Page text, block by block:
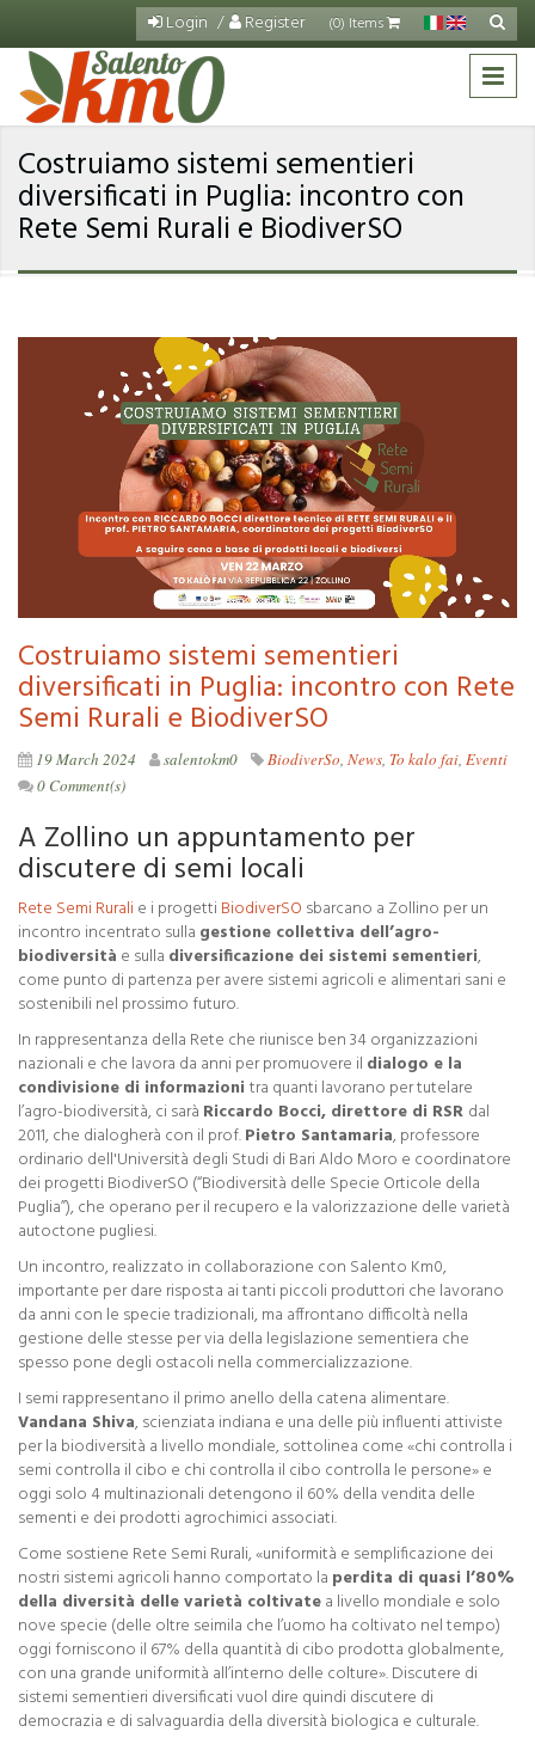
Salta al contenuto principale
Login Register (0) Items
di
Cerca
Costruiamo sistemi sementieri
diversificati in Puglia: incontro con
Rete Semi Rurali e BiodiverSO
Costruiamo sistemi sementieri
diversificati in Puglia: incontro con Rete
Semi Rurali e BiodiverSO
19 March 2024 salentokm0 BiodiverSo, News, To kalo fai, Eventi
0 Comment(s)
A Zollino un appuntamento per
discutere di semi locali
Rete Semi Rurali e i progetti BiodiverSO sbarcano a Zollino per un
incontro incentrato sulla gestione collettiva dell’agro-
biodiversità e sulla diversificazione dei sistemi sementieri,
come punto di partenza per avere sistemi agricoli e alimentari sani e
sostenibili nel prossimo futuro.
In rappresentanza della Rete che riunisce ben 34 organizzazioni
nazionali e che lavora da anni per promuovere il dialogo e la
condivisione di informazioni tra quanti lavorano per tutelare
l’agro-biodiversità, ci sarà Riccardo Bocci, direttore di RSR dal
2011, che dialogherà con il prof.Pietro Santamaria, professore
ordinario dell'Università degli Studi di Bari Aldo Moro e coordinatore
dei progetti BiodiverSO (“Biodiversità delle Specie Orticole della
Puglia”), che operano per il recupero e la valorizzazione delle varietà
autoctone pugliesi.
Un incontro, realizzato in collaborazione con Salento Km0,
importante per dare risposta ai tanti piccoli produttori che lavorano
da anni con le specie tradizionali, ma affrontano difficoltà nella
gestione delle stesse per via della legislazione sementiera che
spesso pone degli ostacoli nella commercializzazione.
I semi rappresentano il primo anello della catena alimentare.
Vandana Shiva, scienziata indiana e una delle più influenti attiviste
per la biodiversità a livello mondiale, sottolinea come «chi controlla i
semi controlla il cibo e chi controlla il cibo controlla le persone» e
oggi solo 4 multinazionali detengono il 60% della vendita delle
sementi e dei prodotti agrochimici associati.
Come sostiene Rete Semi Rurali, «uniformità e semplificazione dei
nostri sistemi agricoli hanno comportato la perdita di quasi l’80%
della diversità delle varietà coltivatea livello mondiale e solo
nove specie (delle oltre seimila che l’uomo ha coltivato nel tempo)
oggi forniscono il 67% della quantità di cibo prodotta globalmente,
con una grande uniformità all’interno delle colture». Discutere di
sistemi sementieri diversificati vuol dire quindi discutere di
democrazia e di salvaguardia della diversità biologica e culturale.